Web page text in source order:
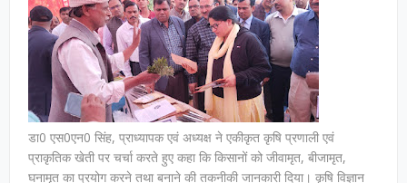
डा0 एस0एन0 सिंह, प्राध्यापक एवं अध्यक्ष ने एकीकृत कृषि प्रणाली एवं
प्राकृतिक खेती पर चर्चा करते हुए कहा कि किसानों को जीवामृत, बीजामृत,
घनामृत का प्रयोग करने तथा बनाने की तकनीकी जानकारी दिया। कृषि विज्ञान